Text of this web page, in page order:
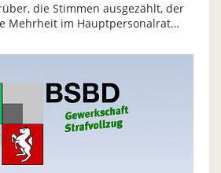
die Stimmen ausgezählt, der
Mehrheit im Hauptpersonalrat…